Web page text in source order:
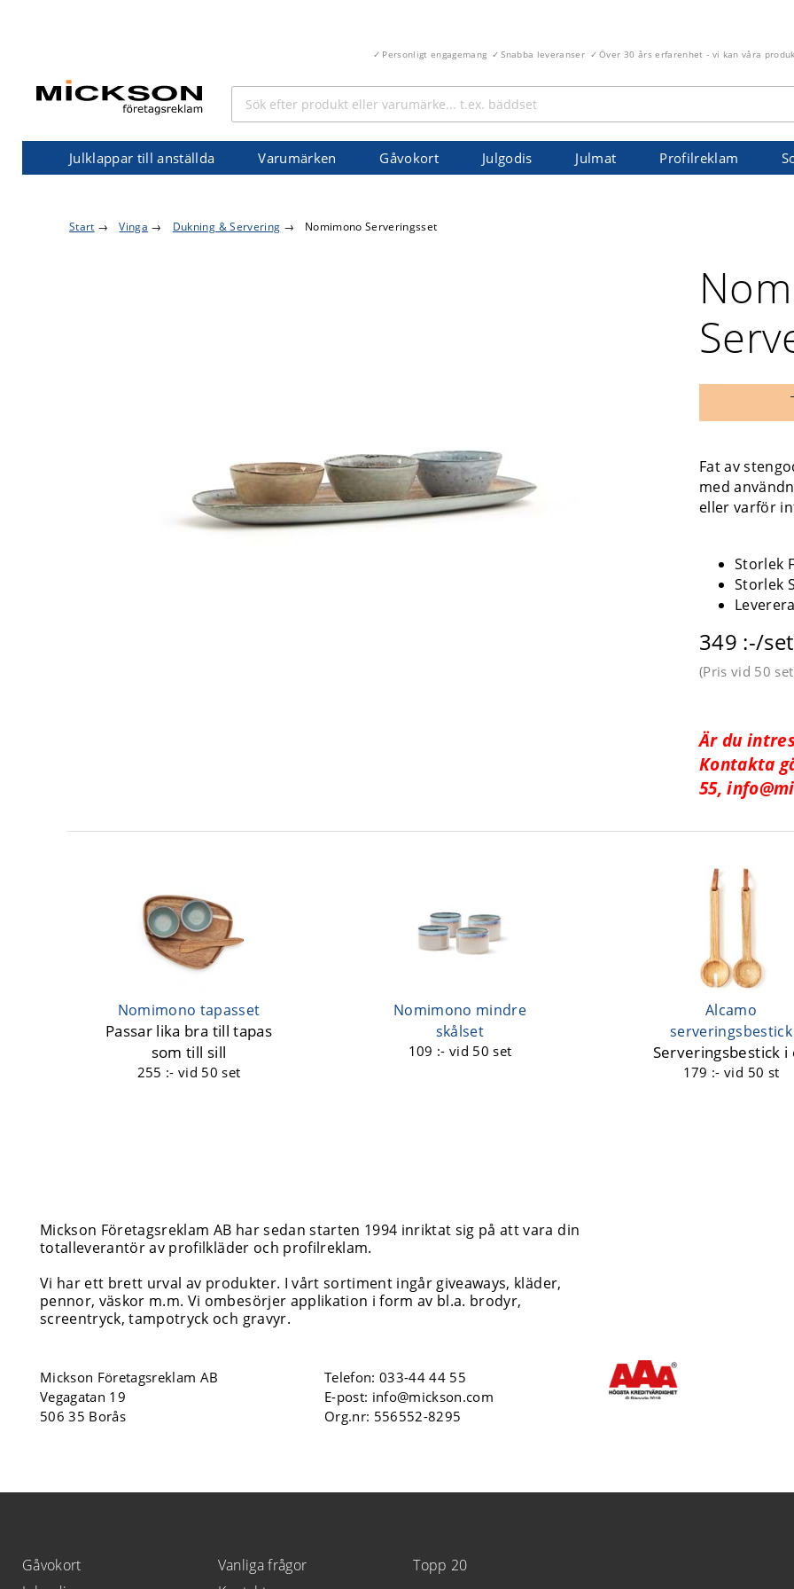
Personligt engagemang Snabba leveranser Över 30 års erfarenhet - vi kan våra
Julklappar till anställda Varumärken Gåvokort Julgodis Julmat Profilreklam
Start → Vinga → Dukning & Servering → Nomimono Serveringsset
Fat av
med
eller varför
Storlek
Storlek
349 :-/set
(Pris vid 50 set
Är du
Kontakta
55,
Nomimono tapasset
Passar lika bra till tapas
som till sill
255 :- vid 50 set
Nomimono mindre
skålset
109 :- vid 50 set
Alcamo
serveringsbestick
Serveringsbestick i
179 :-vid 50 st
Mickson Företagsreklam AB har sedan starten 1994 inriktat sig på att vara din
totalleverantör av profilkläder och profilreklam.
Vi har ett brett urval av produkter. I vårt sortiment ingår giveaways, kläder,
pennor, väskor m.m. Vi ombesörjer applikation i form av bl.a. brodyr,
screentryck, tampotryck och gravyr.
Mickson Företagsreklam AB
Vegagatan 19
506 35 Borås
Telefon:033-44 44 55
E-post: info@mickson.com
Org.nr: 556552-8295
Gåvokort
Vanliga frågor
Topp 20